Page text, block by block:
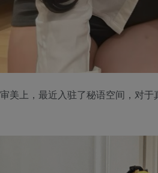
美上，最近入驻了秘语空间，对于